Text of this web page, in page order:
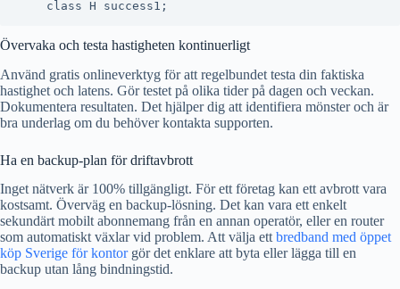
Övervaka och testa hastigheten kontinuerligt
Använd gratis onlineverktyg för att regelbundet testa din faktiska
hastighet och latens. Gör testet på olika tider på dagen och veckan.
Dokumentera resultaten. Det hjälper dig att identifiera mönster och är
bra underlag om du behöver kontakta supporten.
Ha en backup-plan för driftavbrott
Inget nätverk är 100% tillgängligt. För ett företag kan ett avbrott vara
kostsamt. Överväg en backup-lösning. Det kan vara ett enkelt
sekundärt mobilt abonnemang från en annan operatör, eller en router
som automatiskt växlar vid problem. Att välja ett bredband med öppet
köp Sverige för kontorgör det enklare att byta eller lägga till en
backup utan lång bindningstid.